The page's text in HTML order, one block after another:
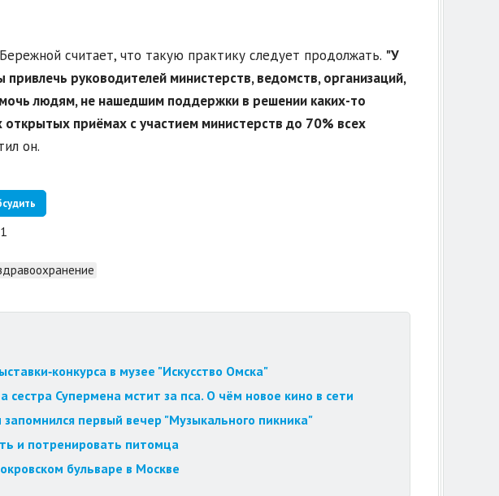
считает, что такую практику следует продолжать. "У
руководителей министерств, ведомств, организаций,
людям, не нашедшим поддержки в решении каких-то
приёмах с участием министерств до 70% всех
он.
1
в музее "Искусство Омска"
сестра Супермена мстит за пса. О чём новое кино в сети
первый вечер "Музыкального пикника"
и потренировать питомца
бульваре в Москве